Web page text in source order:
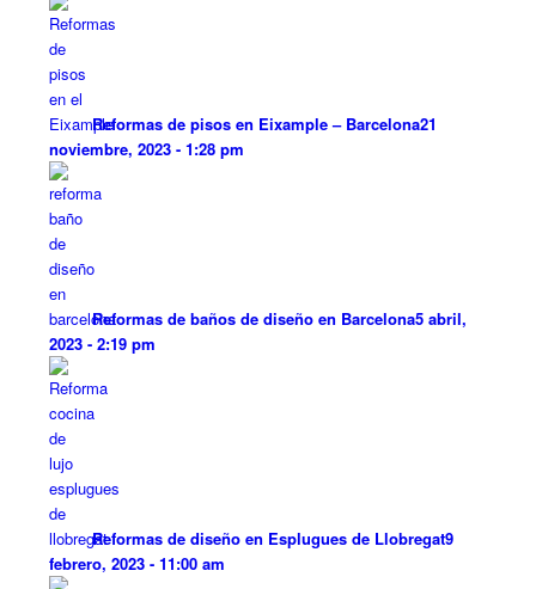
Reformas de pisos en Eixample – Barcelona21
noviembre, 2023 - 1:28 pm
Reformas de baños de diseño en Barcelona5 abril,
2023 - 2:19 pm
Reformas de diseño en Esplugues de Llobregat9
febrero, 2023 - 11:00 am